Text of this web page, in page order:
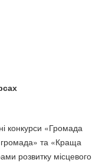
конкурси «Громада
та «Краща
розвитку місцевого